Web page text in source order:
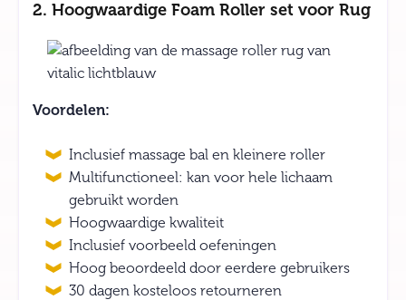
2. Hoogwaardige Foam Roller set voor Rug
Voordelen:
Inclusief massage bal en kleinere roller
Multifunctioneel: kan voor hele lichaam
gebruikt worden
Hoogwaardige kwaliteit
Inclusief voorbeeld oefeningen
Hoog beoordeeld door eerdere gebruikers
30 dagen kosteloos retourneren